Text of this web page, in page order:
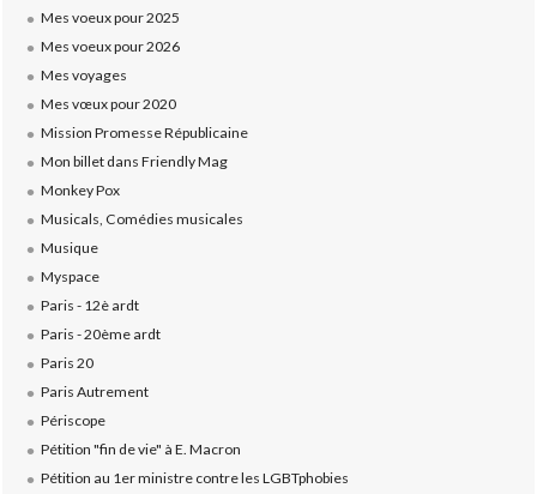
Mes voeux pour 2025
Mes voeux pour 2026
Mes voyages
Mes vœux pour 2020
Mission Promesse Républicaine
Mon billet dans Friendly Mag
Monkey Pox
Musicals, Comédies musicales
Musique
Myspace
Paris - 12è ardt
Paris - 20ème ardt
Paris 20
Paris Autrement
Périscope
Pétition "fin de vie" à E. Macron
Pétition au 1er ministre contre les LGBTphobies